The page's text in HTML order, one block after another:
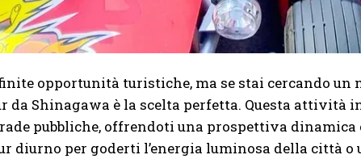
opportunità turistiche, ma se stai cercando un
da Shinagawa è la scelta perfetta. Questa
pubbliche, offrendoti una prospettiva
diurno per goderti l’energia luminosa della città